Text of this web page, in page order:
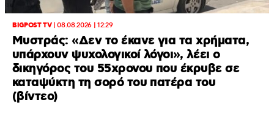
BIGPOST TV|08.08.2026 | 12:29
Μυστράς: «Δεν το έκανε για τα χρήματα,
υπάρχουν ψυχολογικοί λόγοι», λέει ο
δικηγόρος του 55χρονου που έκρυβε σε
καταψύκτη τη σορό του πατέρα του
(βίντεο)